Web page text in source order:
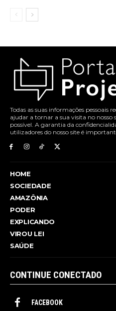
Todas as suas informações pessoais
ajudar a tornar a sua visita no
possível. A garantia da
utilizadores do nosso site é
HOME
SOCIEDADE
AMAZÔNIA
PODER
EXPLICANDO
VIROU LEI
SAÚDE
CONTINUE CONECTADO
FACEBOOK